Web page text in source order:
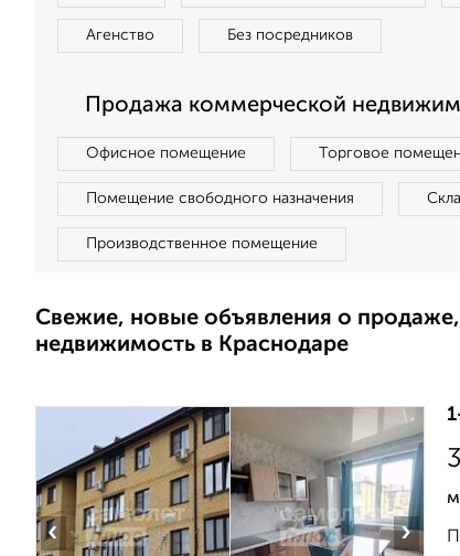
Агенство Без посредников
Продажа коммерческой
Офисное помещение Торговое
Помещение свободного назначения
Производственное помещение
Свежие, новые объявления о
недвижимость в Краснодаре
‹ ›